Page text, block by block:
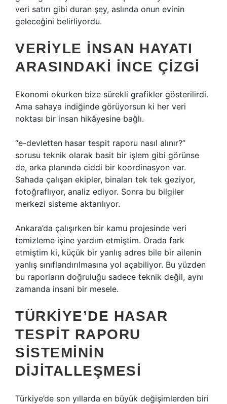
veri satırı gibi duran şey, aslında onun evinin
geleceğini belirliyordu.
VERIYLE INSAN HAYATI
ARASINDAKI INCE ÇIZGI
Ekonomi okurken bize sürekli grafikler gösterilirdi.
Ama sahaya indiğinde görüyorsun ki her veri
noktası bir insan hikâyesine bağlı.
“e-devletten hasar tespit raporu nasıl alınır?”
sorusu teknik olarak basit bir işlem gibi görünse
de, arka planında ciddi bir koordinasyon var.
Sahada çalışan ekipler, binaları tek tek geziyor,
fotoğraflıyor, analiz ediyor. Sonra bu bilgiler
merkezi sisteme aktarılıyor.
Ankara’da çalışırken bir kamu projesinde veri
temizleme işine yardım etmiştim. Orada fark
etmiştim ki, küçük bir yanlış adres bile bir ailenin
yanlış sınıflandırılmasına yol açabiliyor. Bu yüzden
bu raporların doğruluğu sadece teknik değil, aynı
zamanda insani bir mesele.
TÜRKIYE’DE HASAR
TESPIT RAPORU
SISTEMININ
DIJITALLEŞMESI
Türkiye’de son yıllarda en büyük değişimlerden biri